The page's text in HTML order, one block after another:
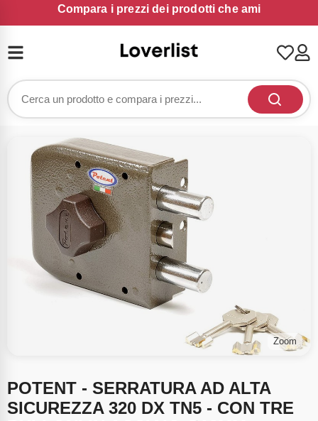
Compara i prezzi dei prodotti che ami
Zoom
POTENT - SERRATURA AD ALTA
SICUREZZA 320 DX TN5 - CON TRE